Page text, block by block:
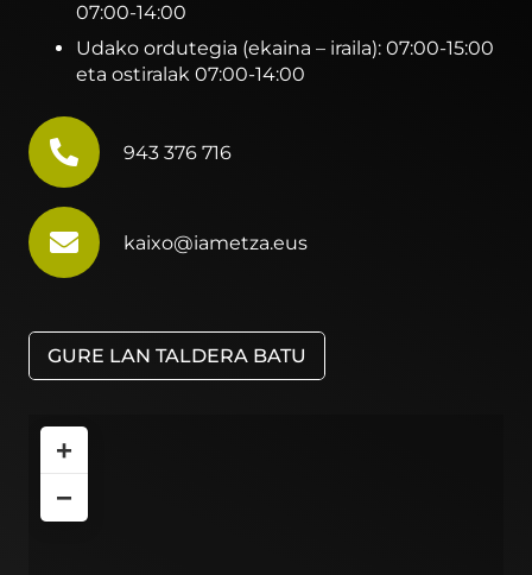
07:00-14:00
Udako ordutegia (ekaina – iraila): 07:00-15:00
eta ostiralak 07:00-14:00
943 376 716
kaixo@iametza.eus
GURE LAN TALDERA BATU
+
−